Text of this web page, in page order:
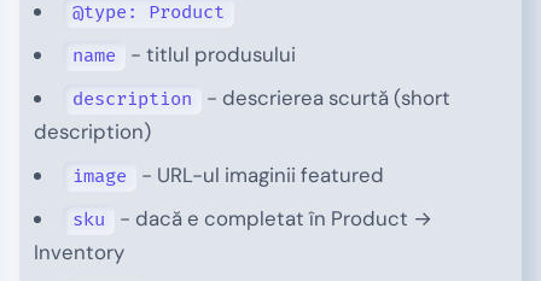
@type: Product
name
- titlul produsului
description
- descrierea scurtă (short
description)
image - URL-ul imaginii featured
sku
- dacă e completat în Product →
Inventory